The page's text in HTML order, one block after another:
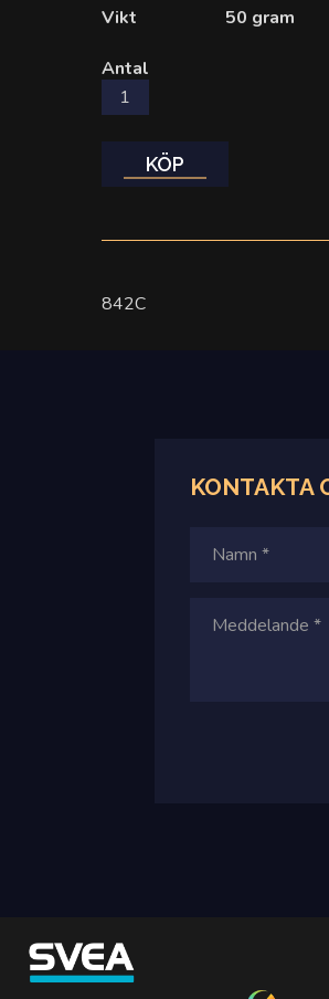
Vikt
50 gram
Antal
KÖP
842C
KONTAKTA